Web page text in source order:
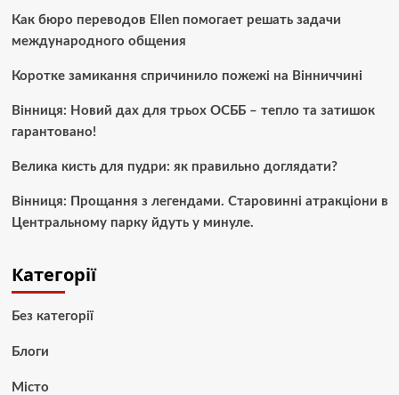
Как бюро переводов Ellen помогает решать задачи
международного общения
Коротке замикання спричинило пожежі на Вінниччині
Вінниця: Новий дах для трьох ОСББ – тепло та затишок
гарантовано!
Велика кисть для пудри: як правильно доглядати?
Вінниця: Прощання з легендами. Старовинні атракціони в
Центральному парку йдуть у минуле.
Категорії
Без категорії
Блоги
Місто